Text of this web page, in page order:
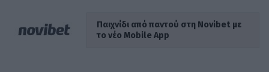
Παιχνίδι από παντού στη Novibet με
το νέο Mobile App